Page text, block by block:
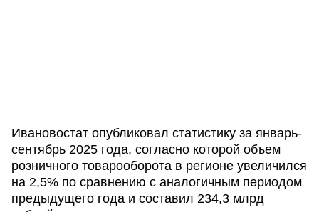
Ивановостат опубликовал статистику за январь-
сентябрь 2025 года, согласно которой объем
розничного товарооборота в регионе увеличился
на 2,5% по сравнению с аналогичным периодом
предыдущего года и составил 234,3 млрд